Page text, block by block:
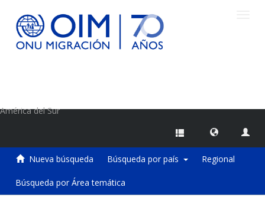
América del Sur
Nueva búsqueda Búsqueda por país Regional
Búsqueda por Área temática